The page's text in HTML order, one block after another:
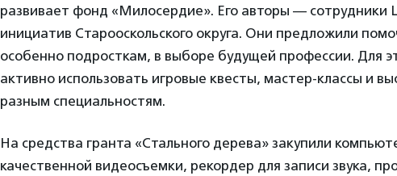
развивает фонд «Милосердие». Его авторы —
инициатив Старооскольского округа. Они предложили
особенно подросткам, в выборе будущей профессии. Для
активно использовать игровые квесты, мастер-классы и
разным специальностям.
На средства гранта «Стального дерева» закупили
качественной видеосъемки, рекордер для записи звука,